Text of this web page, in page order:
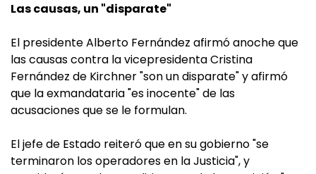
Las causas, un "disparate"
El presidente Alberto Fernández afirmó anoche que
las causas contra la vicepresidenta Cristina
Fernández de Kirchner "son un disparate" y afirmó
que la exmandataria "es inocente" de las
acusaciones que se le formulan.
El jefe de Estado reiteró que en su gobierno "se
terminaron los operadores en la Justicia", y